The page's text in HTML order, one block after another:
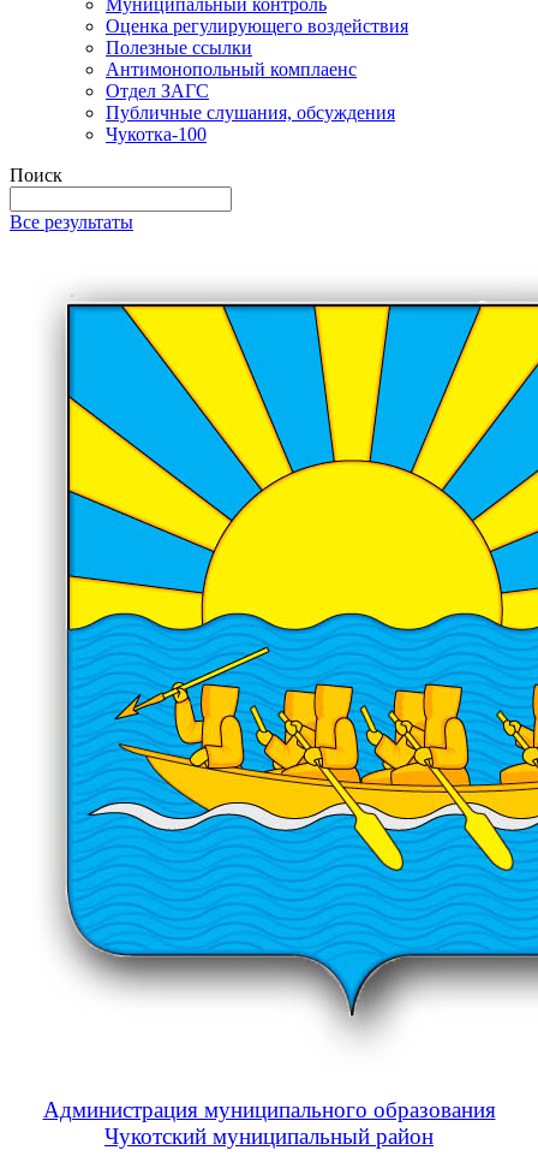
Муниципальный контроль
Оценка регулирующего воздействия
Полезные ссылки
Антимонопольный комплаенс
Отдел ЗАГС
Публичные слушания, обсуждения
Чукотка-100
Поиск
Все результаты
Администрация муниципального образования
Чукотский муниципальный район